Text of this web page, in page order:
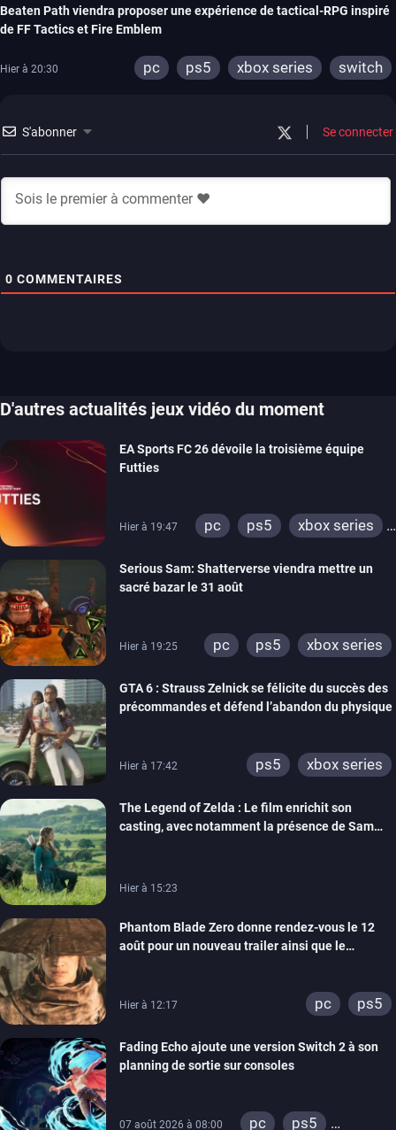
Beaten Path viendra proposer une expérience de tactical-RPG inspiré
de FF Tactics et Fire Emblem
Hier à 20:30 pc ps5 xbox series switch
S'abonner Se connecter
0 COMMENTAIRES
D'autres actualités jeux vidéo du moment
EA Sports FC 26 dévoile la troisième équipe
Futties
Hier à 19:47 pc ps5
xbox series
xbox one
switch 2
Serious Sam: Shatterverse viendra mettre un
sacré bazar le 31 août
Hier à 19:25 pc ps5 xbox series
GTA 6 : Strauss Zelnick se félicite du succès des
précommandes et défend l’abandon du physique
Hier à 17:42 ps5 xbox series
The Legend of Zelda : Le film enrichit son
casting, avec notamment la présence de Sam
Hier à 15:23
Phantom Blade Zero donne rendez-vous le 12
août pour un nouveau trailer ainsi que le
Hier à 12:17 pc ps5
Fading Echo ajoute une version Switch 2 à son
planning de sortie sur consoles
07 août 2026 à 08:00 pc ps5